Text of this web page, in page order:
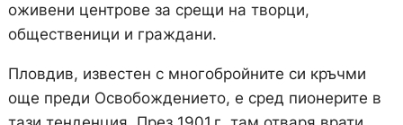
оживени центрове за срещи на творци,
общественици и граждани.
Пловдив, известен с многобройните си кръчми
още преди Освобождението, е сред пионерите в